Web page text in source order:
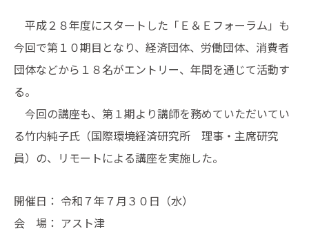
平成２８年度にスタートした「Ｅ＆Ｅフォーラム」も
今回で第１０期目となり、経済団体、労働団体、消費者
団体などから１８名がエントリー、年間を通じて活動す
る。
今回の講座も、第１期より講師を務めていただいてい
る竹内純子氏（国際環境経済研究所 理事・主席研究
員）の、リモートによる講座を実施した。
開催日： 令和７年７月３０日（水）
会 場： アスト津